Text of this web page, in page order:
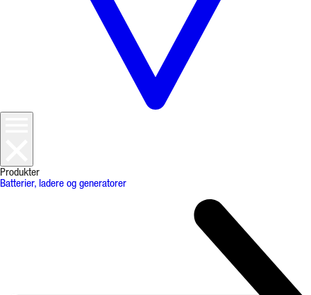
Produkter
Batterier, ladere og generatorer